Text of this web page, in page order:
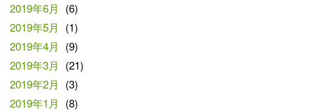
2019年6月
(6)
2019年5月
(1)
2019年4月
(9)
2019年3月
(21)
2019年2月
(3)
2019年1月
(8)